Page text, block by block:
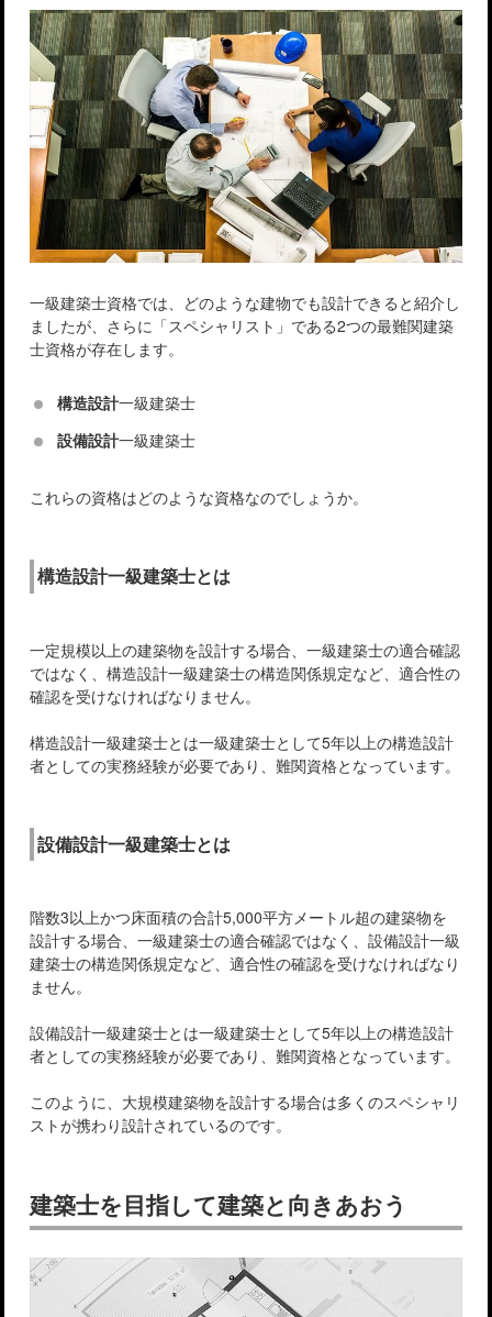
一級建築士資格では、どのような建物でも設計できると紹介し
ましたが、さらに「スペシャリスト」である2つの最難関建築
士資格が存在します。
構造設計一級建築士
設備設計一級建築士
これらの資格はどのような資格なのでしょうか。
構造設計一級建築士とは
一定規模以上の建築物を設計する場合、一級建築士の適合確認
ではなく、構造設計一級建築士の構造関係規定など、適合性の
確認を受けなければなりません。
構造設計一級建築士とは一級建築士として5年以上の構造設計
者としての実務経験が必要であり、難関資格となっています。
設備設計一級建築士とは
階数3以上かつ床面積の合計5,000平方メートル超の建築物を
設計する場合、一級建築士の適合確認ではなく、設備設計一級
建築士の構造関係規定など、適合性の確認を受けなければなり
ません。
設備設計一級建築士とは一級建築士として5年以上の構造設計
者としての実務経験が必要であり、難関資格となっています。
このように、大規模建築物を設計する場合は多くのスペシャリ
ストが携わり設計されているのです。
建築士を目指して建築と向きあおう